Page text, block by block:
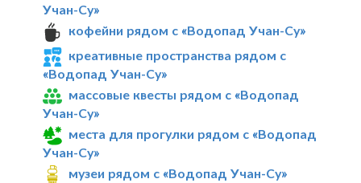
Учан-Су»
кофейни рядом с «Водопад Учан-Су»
креативные пространства рядом с
«Водопад Учан-Су»
массовые квесты рядом с «Водопад
Учан-Су»
места для прогулки рядом с «Водопад
Учан-Су»
музеи рядом с «Водопад Учан-Су»